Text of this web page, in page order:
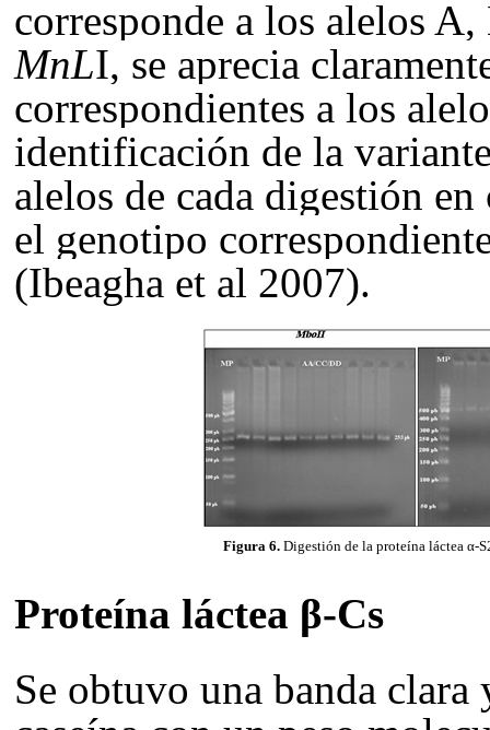
corresponde a los alelos
MnLI, se aprecia
correspondientes a los
identificación de la
alelos de cada digestión
el genotipo
(Ibeagha et al 2007).
Figura 6. Digestión de la proteína láctea α-
Proteína láctea β-Cs
Se obtuvo una banda